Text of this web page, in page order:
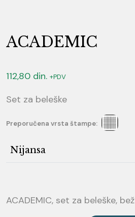
ACADEMIC
112,80 din. +PDV
Set za beleške
Preporučena vrsta štampe:
Nijansa
ACADEMIC, set za beleške, bež